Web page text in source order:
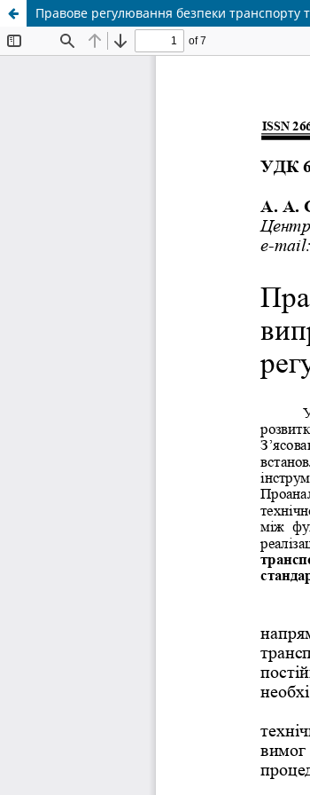
Правове регулювання безпеки транспорту